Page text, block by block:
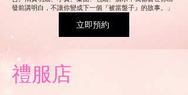
發前講明白，不讓你變成下一個『被當盤子』的故事。」
立即預約
禮服店